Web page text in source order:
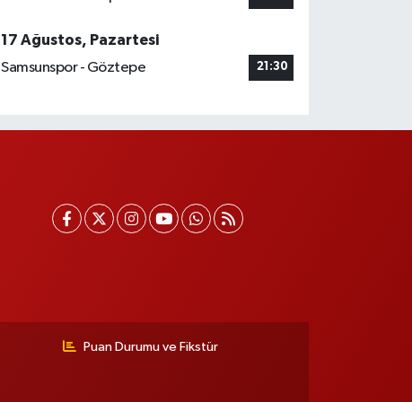
17 Ağustos, Pazartesi
Samsunspor - Göztepe
21:30
Puan Durumu ve Fikstür